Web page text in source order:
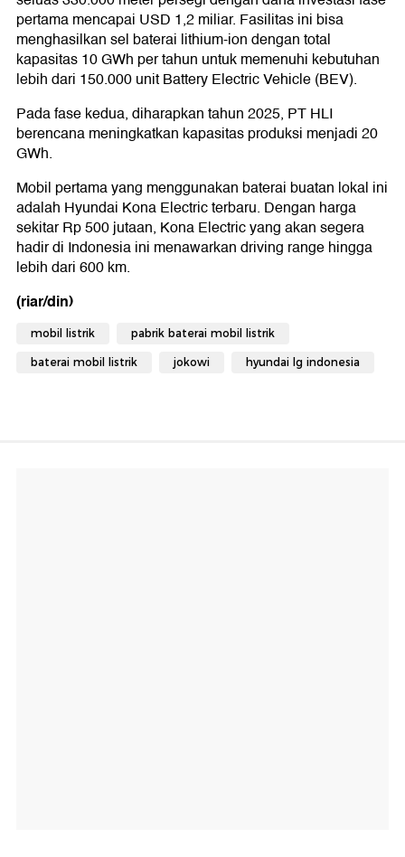
pertama mencapai USD 1,2 miliar. Fasilitas ini bisa
menghasilkan sel baterai lithium-ion dengan total
kapasitas 10 GWh per tahun untuk memenuhi kebutuhan
lebih dari 150.000 unit Battery Electric Vehicle (BEV).
Pada fase kedua, diharapkan tahun 2025, PT HLI
berencana meningkatkan kapasitas produksi menjadi 20
GWh.
Mobil pertama yang menggunakan baterai buatan lokal ini
adalah Hyundai Kona Electric terbaru. Dengan harga
sekitar Rp 500 jutaan, Kona Electric yang akan segera
hadir di Indonesia ini menawarkan driving range hingga
lebih dari 600 km.
(riar/din)
mobil listrik pabrik baterai mobil listrik
baterai mobil listrik jokowi hyundai lg indonesia